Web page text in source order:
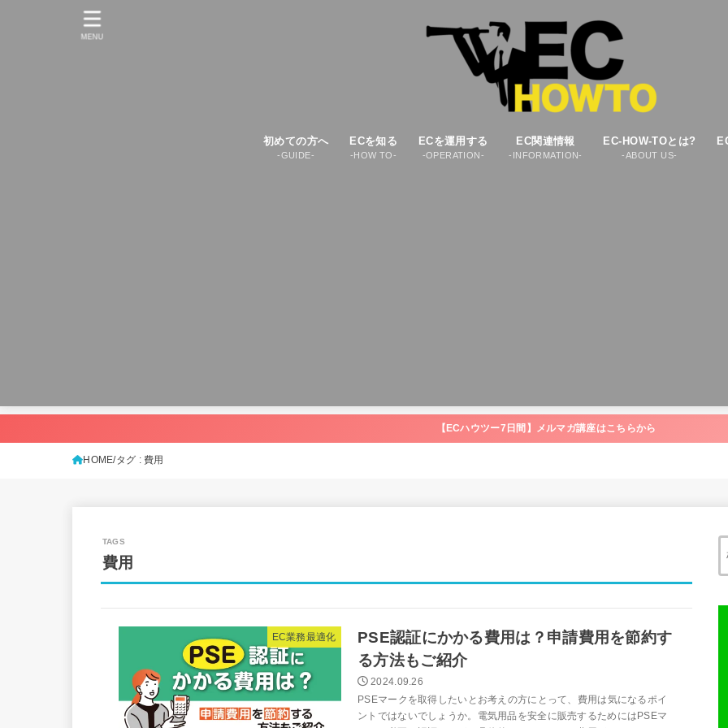
初めての方へ
-GUIDE-
ECを知る
-HOW TO-
ECを運用する
-OPERATION-
EC関連情報
-INFORMATION-
EC-HOW-TOとは?
-ABOUT US-
MENU
【ECハウツー7日間】メルマガ講座はこちらから
HOME タグ : 費用
費用
EC業務最適化
PSE認証にかかる費用は？申請費用を節約す
る方法もご紹介
2024.09.26
PSEマークを取得したいとお考えの方にとって、費用は気になるポイ
ントではないでしょうか。電気用品を安全に販売するためにはPSEマ